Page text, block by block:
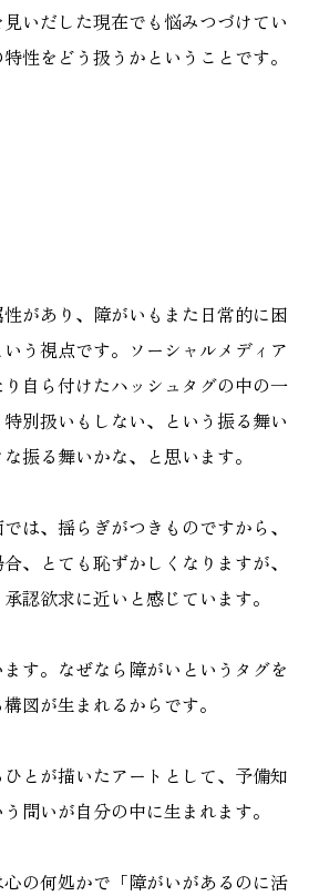
いだした現在でも悩みつづけてい
性をどう扱うかということです。
があり、障がいもまた日常的に困
う視点です。ソーシャルメディア
自ら付けたハッシュタグの中の一
別扱いもしない、という振る舞い
振る舞いかな、と思います。
は、揺らぎがつきものですから、
、とても恥ずかしくなりますが、
認欲求に近いと感じています。
す。なぜなら障がいというタグを
図が生まれるからです。
とが描いたアートとして、予備知
問いが自分の中に生まれます。
の何処かで「障がいがあるのに活